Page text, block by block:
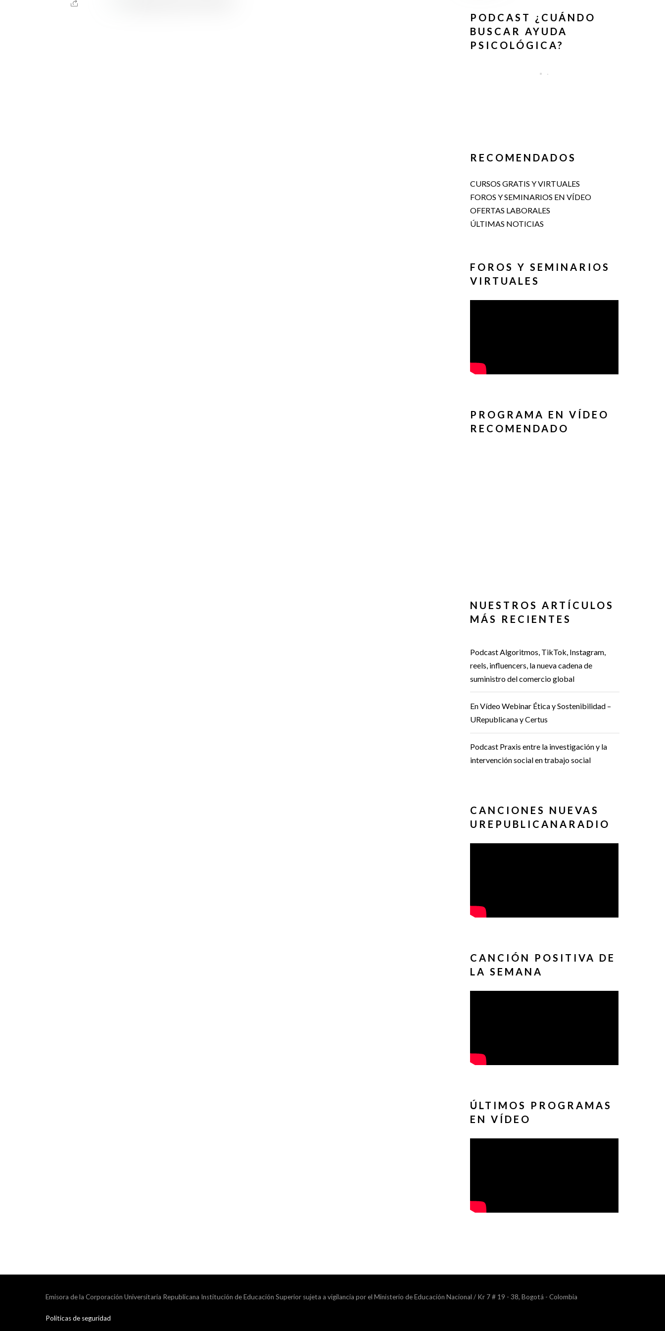
PODCAST ¿CUÁNDO
BUSCAR AYUDA
PSICOLÓGICA?
RECOMENDADOS
CURSOS GRATIS Y VIRTUALES
FOROS Y SEMINARIOS EN VÍDEO
OFERTAS LABORALES
ÚLTIMAS NOTICIAS
FOROS Y SEMINARIOS
VIRTUALES
PROGRAMA EN VÍDEO
RECOMENDADO
NUESTROS ARTÍCULOS
MÁS RECIENTES
Podcast Algoritmos, TikTok, Instagram,
reels, influencers, la nueva cadena de
suministro del comercio global
En Vídeo Webinar Ética y Sostenibilidad –
URepublicana y Certus
Podcast Praxis entre la investigación y la
intervención social en trabajo social
CANCIONES NUEVAS
UREPUBLICANARADIO
CANCIÓN POSITIVA DE
LA SEMANA
ÚLTIMOS PROGRAMAS
EN VÍDEO
Emisora de la Corporación Universitaria Republicana Institución de Educación Superior sujeta a vigilancia por el Ministerio de Educación Nacional / Kr 7 # 19 - 38, Bogotá - Colombia
Politicas de seguridad